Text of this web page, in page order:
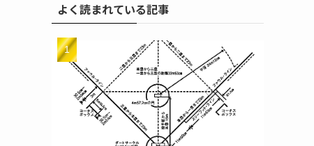
よく読まれている記事